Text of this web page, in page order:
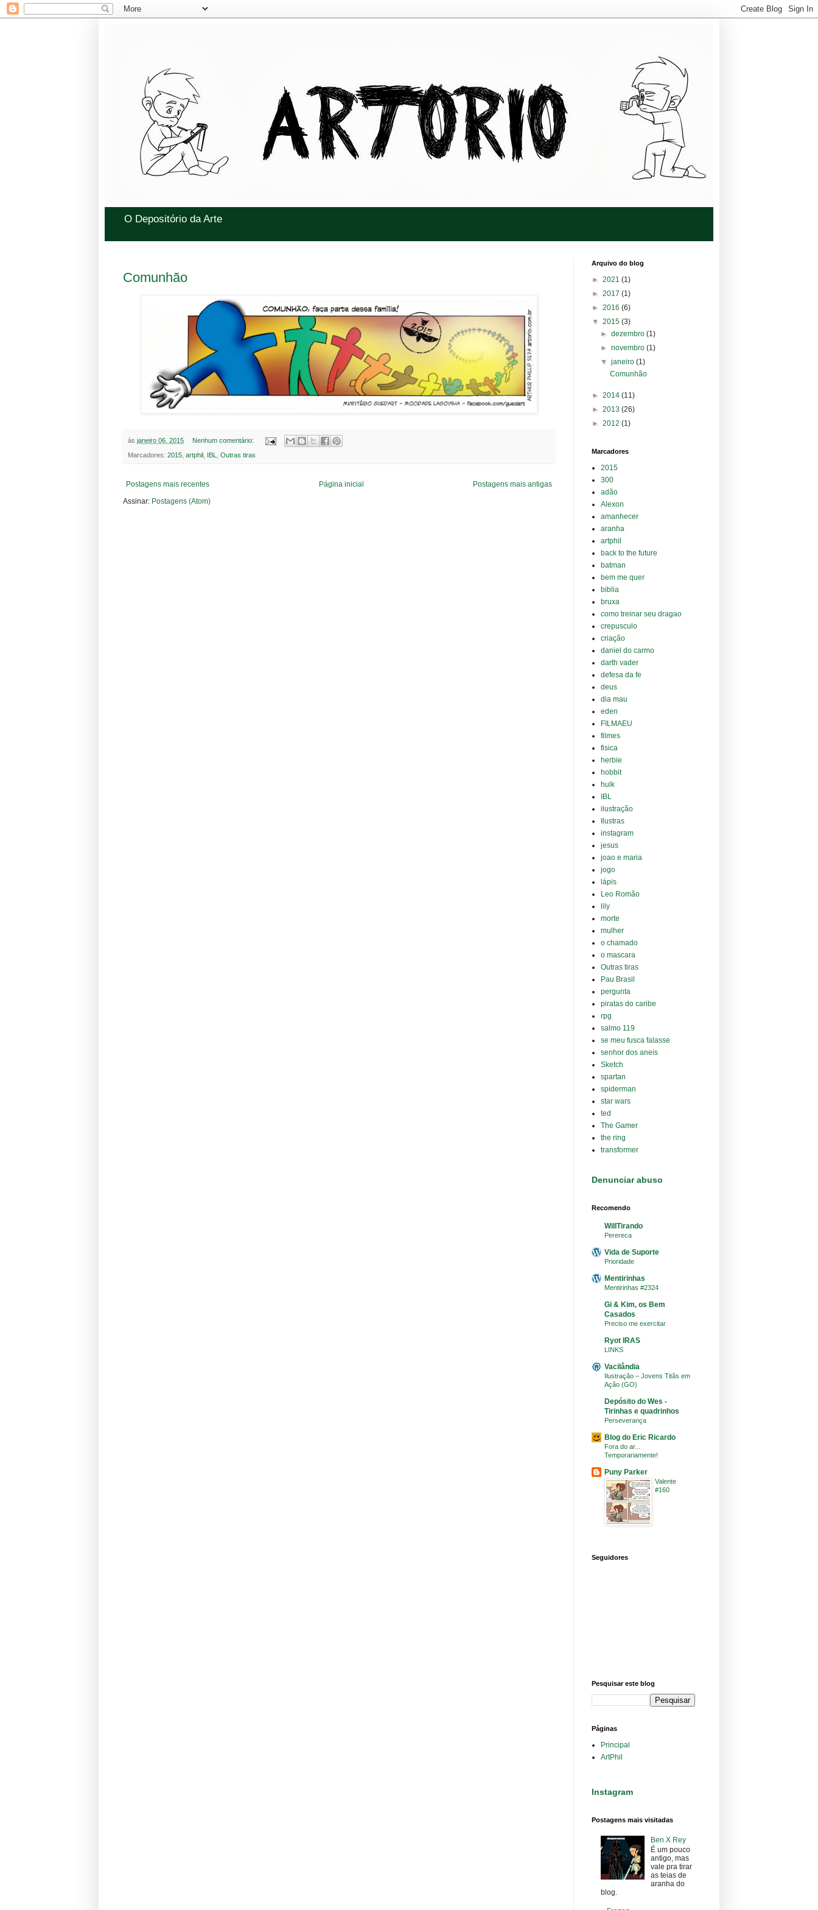
O Depositório da Arte
Comunhão
às janeiro 06, 2015 Nenhum comentário:
Marcadores: 2015, artphil , IBL, Outras tiras
Postagens mais recentes Postagens mais antigas
Página inicial
Assinar: Postagens (Atom)
Arquivo do blog
► 2021 (1)
► 2017 (1)
► 2016 (6)
▼ 2015 (3)
►dezembro(1)
►novembro(1)
▼janeiro(1)
Comunhão
► 2014 (11)
► 2013 (26)
► 2012 (1)
Marcadores
2015
300
adão
Alexon
amanhecer
aranha
artphil
back to the future
batman
bem me quer
biblia
bruxa
como treinar seu dragao
crepusculo
criação
daniel do carmo
darth vader
defesa da fe
deus
dia mau
eden
FILMAEU
filmes
fisica
herbie
hobbit
hulk
IBL
ilustração
Ilustras
instagram
jesus
joao e maria
jogo
lápis
Leo Romão
lily
morte
mulher
o chamado
o mascara
Outras tiras
Pau Brasil
pergunta
piratas do caribe
rpg
salmo 119
se meu fusca falasse
senhor dos aneis
Sketch
spartan
spiderman
star wars
ted
The Gamer
the ring
transformer
Denunciar abuso
Recomendo
WillTirando
Perereca
Vida de Suporte
Prioridade
Mentirinhas
Mentirinhas #2324
Gi & Kim, os Bem
Casados
Preciso me exercitar
Ryot IRAS
LINKS
Vacilândia
Ilustração – Jovens Titãs em
Ação (GO)
Depósito do Wes -
Tirinhas e quadrinhos
Perseverança
Blog do Eric Ricardo
Fora do ar...
Temporariamente!
Puny Parker
Valente
#160
Seguidores
Pesquisar este blog
Páginas
Principal
ArtPhil
Instagram
Postagens mais visitadas
Ben X Rey
É um pouco
antigo, mas
vale pra tirar
as teias de
aranha do
blog.